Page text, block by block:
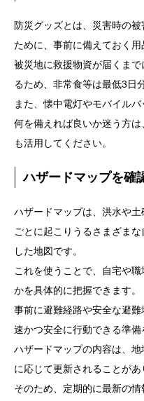
防災グッズとは、災害時の
ために、事前に備えておく用
被災地に救援物資が届くま
るため、非常食等は最低3日
また、懐中電灯やモバイル
何を備えれば良いか迷う方
も活用してください。
ハザードマップを確
ハザードマップは、洪水や
ごとに起こりうるさまざま
した地図です。
これを使うことで、自宅や
かを具体的に把握できます。
事前に避難経路や安全な避
速かつ安全に行動できる準備
ハザードマップの内容は、
に応じて更新されることがあ
そのため、定期的に最新の